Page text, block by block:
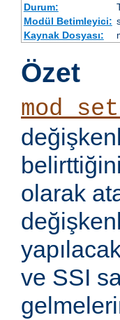
Durum:
Modül Betimleyici:
Kaynak Dosyası:
Özet
olarak
ve SSI